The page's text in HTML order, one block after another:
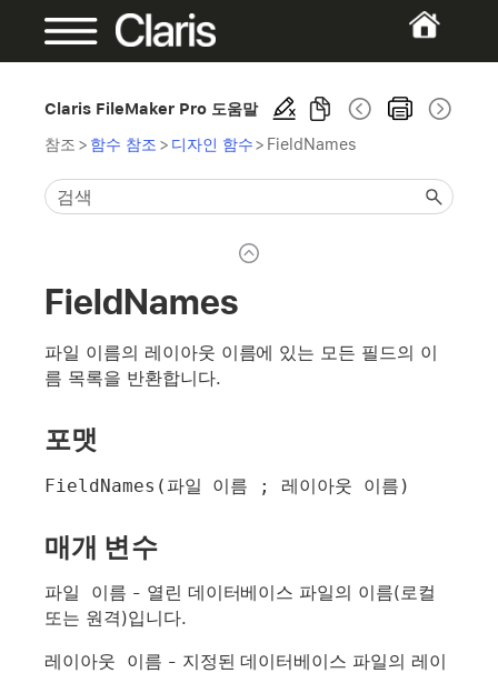
Claris FileMaker Pro 도움말
참조 > 함수 참조 > 디자인 함수> FieldNames
FieldNames
파일 이름의 레이아웃 이름에 있는 모든 필드의 이
름 목록을 반환합니다.
포맷
FieldNames(파일 이름 ; 레이아웃 이름)
매개 변수
파일 이름 - 열린 데이터베이스 파일의 이름(로컬
또는 원격)입니다.
레이아웃 이름 - 지정된 데이터베이스 파일의 레이